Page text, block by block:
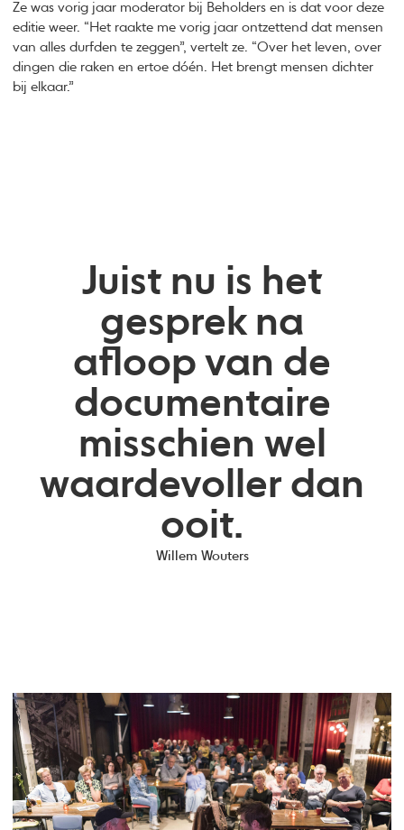
Ze was vorig jaar moderator bij Beholders en is dat voor deze
editie weer. “Het raakte me vorig jaar ontzettend dat mensen
van alles durfden te zeggen”, vertelt ze. “Over het leven, over
dingen die raken en ertoe dóén. Het brengt mensen dichter
bij elkaar.”
Juist nu is het
gesprek na
afloop van de
documentaire
misschien wel
waardevoller dan
ooit.
Willem Wouters